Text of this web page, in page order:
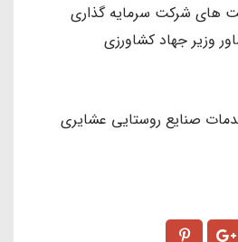
های شرکت سرمایه گذاری
وزیر جهاد کشاورزی
صنایع روستایی عشایری